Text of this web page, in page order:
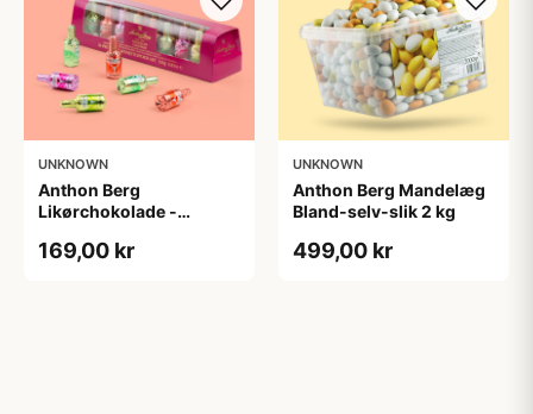
UNKNOWN
Anthon Berg
Likørchokolade -
169,00 kr
UNKNOWN
Anthon Berg Mandelæg
Bland-selv-slik 2 kg
499,00 kr